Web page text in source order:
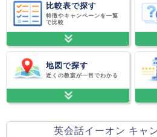
比較表で探す
特徴やキャンペーンを一覧
で比較
地図で探す
近くの教室が一目でわかる
英会話イーオン キャ